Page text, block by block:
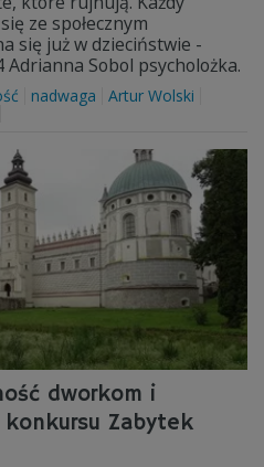
ze społecznym
się już w dzieciństwie -
Adrianna Sobol psycholożka.
nadwaga
Artur Wolski
dworkom i
konkursu Zabytek